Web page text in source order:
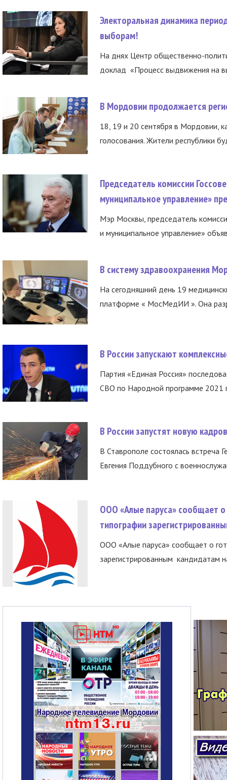
Электоральная динамика
выборам!
На днях Центр общественно-
доклад «Процесс выдвижения на
В Мордовии продолжается
18, 19 и 20 сентября в Мордовии,
голосования. Жители республики
Председатель комиссии
муниципальное управление»
Мэр Москвы, председатель
и муниципальное управление»
В систему здравоохранения
На сегодняшний день 19
платформе « МосМедИИ ». Она
В России запускают
Партия «Единая Россия»
СВО по Народной программе 2021
В России запустят новую
В Ставрополе состоялась встреча
Евгения Поддубного с
ООО «Алые паруса» сообщает о
типографии
ООО «Алые паруса» сообщает о
зарегистрированным кандидатам